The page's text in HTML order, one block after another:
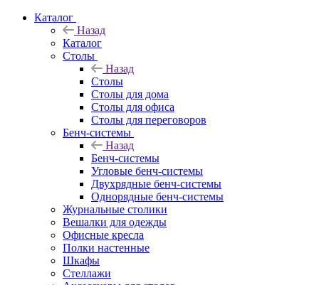
Каталог
Назад
Каталог
Столы
Назад
Столы
Столы для дома
Столы для офиса
Столы для переговоров
Бенч-системы
Назад
Бенч-системы
Угловые бенч-системы
Двухрядные бенч-системы
Однорядные бенч-системы
Журнальные столики
Вешалки для одежды
Офисные кресла
Полки настенные
Шкафы
Стеллажи